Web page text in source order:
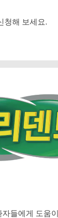
청해 보세요.
들에게 도움